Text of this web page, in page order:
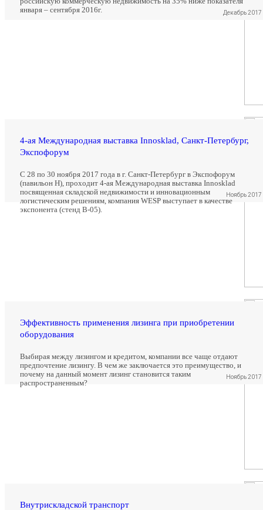
января – сентября 2016г.
Декабрь 2017
4-ая Международная выставка Innosklad, Санкт-Петербург,
Экспофорум
С 28 по 30 ноября 2017 года в г. Санкт-Петербург в Экспофорум
(павильон Н), проходит 4-ая Международная выставка Innosklad
посвященная складской недвижимости и инновационным
логистическим решениям, компания WESP выступает в качестве
экспонента (стенд В-05).
Ноябрь 2017
Эффективность применения лизинга при приобретении
оборудования
Выбирая между лизингом и кредитом, компании все чаще отдают
предпочтение лизингу. В чем же заключается это преимущество, и
почему на данный момент лизинг становится таким
распространенным?
Ноябрь 2017
Внутрискладской транспорт